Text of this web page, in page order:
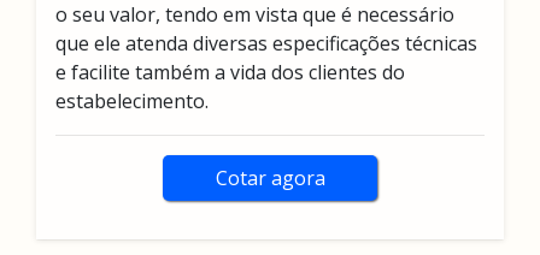
o seu valor, tendo em vista que é necessário
que ele atenda diversas especificações técnicas
e facilite também a vida dos clientes do
estabelecimento.
Cotar agora